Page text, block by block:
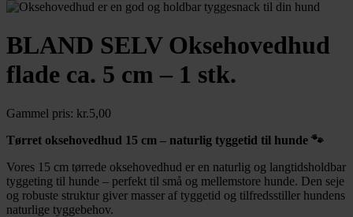
BLAND SELV Oksehovedhud
flade ca. 5 cm – 1 stk.
Gammel pris: kr.5,00
Tørret oksehovedhud 15 cm – naturlig tyggetid til hunde 🐾
Vores 15 cm tørrede oksehovedhud er en naturlig og langtidsholdbar
tyggeting til hunde – perfekt til små og mellemstore hunde. Den seje
og robuste struktur giver masser af tyggetid og tilfredsstiller hundens
naturlige tyggebehov.